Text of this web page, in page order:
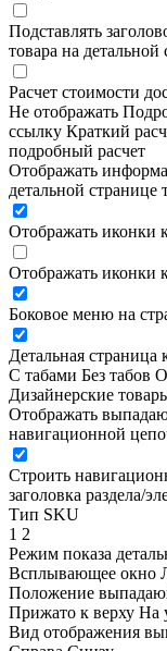
Подставлять
товара на детальной
Расчет стоимости
Не отображать
ссылку Краткий
подробный расчет
Отображать
детальной странице
Отображать иконки
Отображать иконки
Боковое меню на
Детальная страница
С табами Без табов
Дизайнерские
Отображать
навигационной
Строить
заголовка раздела/
Тип SKU
1 2
Режим показа
Всплывающее окно
Положение
Прижато к верху На
Вид отображения